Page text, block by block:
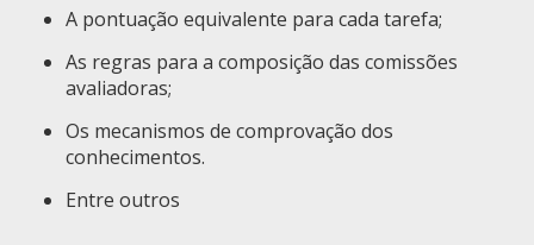
A pontuação equivalente para cada tarefa;
As regras para a composição das comissões
avaliadoras;
Os mecanismos de comprovação dos
conhecimentos.
Entre outros